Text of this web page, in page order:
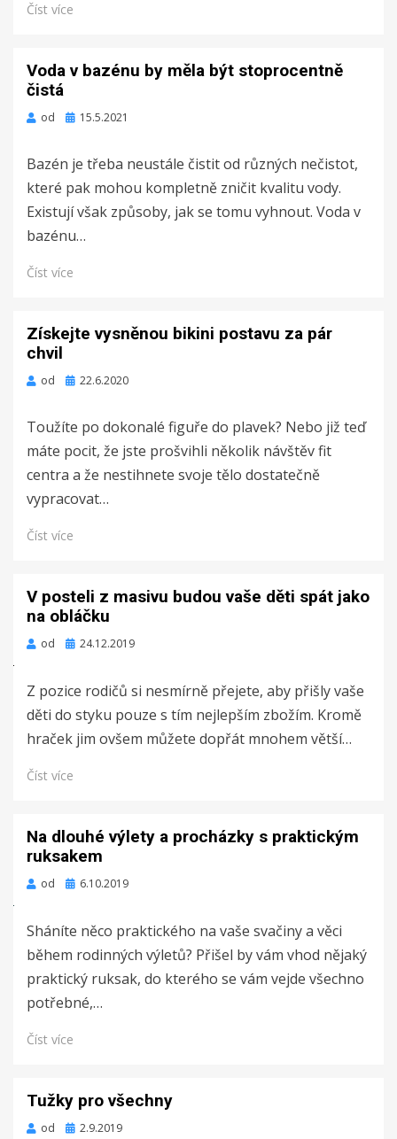
Číst více
Voda v bazénu by měla být stoprocentně
čistá
od
Zveřejněno
15.5.2021
Bazén je třeba neustále čistit od různých nečistot,
které pak mohou kompletně zničit kvalitu vody.
Existují však způsoby, jak se tomu vyhnout. Voda v
bazénu…
Číst více
Získejte vysněnou bikini postavu za pár
chvil
od
Zveřejněno
22.6.2020
Toužíte po dokonalé figuře do plavek? Nebo již teď
máte pocit, že jste prošvihli několik návštěv fit
centra a že nestihnete svoje tělo dostatečně
vypracovat…
Číst více
V posteli z masivu budou vaše děti spát jako
na obláčku
od
Zveřejněno
24.12.2019
Z pozice rodičů si nesmírně přejete, aby přišly vaše
děti do styku pouze s tím nejlepším zbožím. Kromě
hraček jim ovšem můžete dopřát mnohem větší…
Číst více
Na dlouhé výlety a procházky s praktickým
ruksakem
od
Zveřejněno
6.10.2019
Sháníte něco praktického na vaše svačiny a věci
během rodinných výletů? Přišel by vám vhod nějaký
praktický ruksak, do kterého se vám vejde všechno
potřebné,…
Číst více
Tužky pro všechny
od
Zveřejněno
2.9.2019